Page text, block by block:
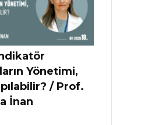
Yönetimi,
/ Prof.
İnan